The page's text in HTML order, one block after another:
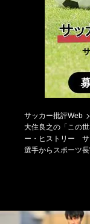
サッカー批評Web
大住良之の「この
ー・ヒストリー サ
選手からスポーツ